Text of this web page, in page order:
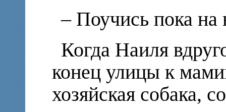
– Поучись пока на
Когда Наиля
конец улицы к
хозяйская собака,